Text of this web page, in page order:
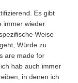
Es gibt
immer wieder
Weise
Würde zu
are made for
hab auch immer
in denen ich